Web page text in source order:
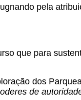
pela
que para
dos
de